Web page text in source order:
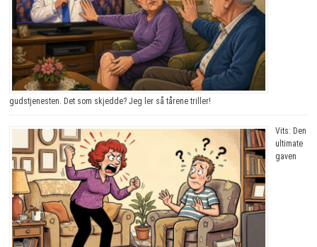
gudstjenesten. Det som skjedde? Jeg ler så tårene triller!
Vits: Den
ultimate
gaven